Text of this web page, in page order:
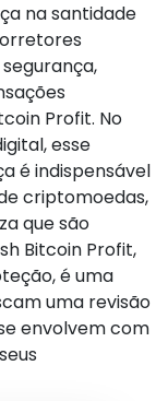
na santidade
Profit. No
esse
é indispensável
criptomoedas,
que são
Bitcoin Profit,
é uma
uma revisão
envolvem com